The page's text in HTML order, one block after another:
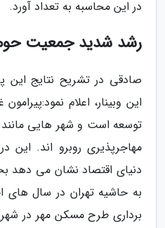
در این محاسبه به تعداد آورد.
رشد شدید جمعیت
صادقی در تشریح نتایج این
این وبینار، اعلام
توسعه است و شهر هایی مانند
مهاجرپذیری روبرو اند. این
دنیای اقتصاد نشان می دهد
به حاشیه تهران در سال های
برداری طرح مسکن مهر در